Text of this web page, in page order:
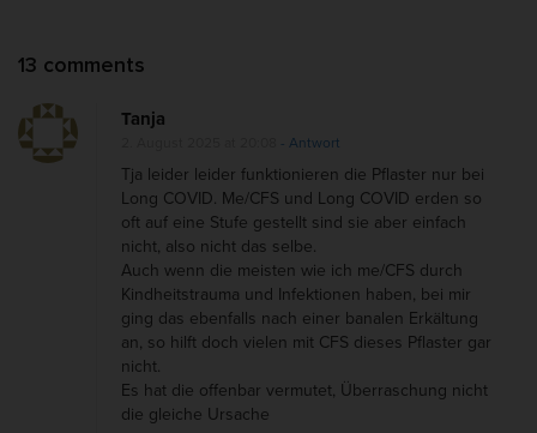
13 comments
I
h
l
i
e
b
e
K
o
Tanja
- Antwort
Tja leider leider funktionieren die Pflaster nur bei
Long COVID. Me/CFS und Long COVID erden so
oft auf eine Stufe gestellt sind sie aber einfach
nicht, also nicht das selbe.
Auch wenn die meisten wie ich me/CFS durch
Kindheitstrauma und Infektionen haben, bei mir
ging das ebenfalls nach einer banalen Erkältung
an, so hilft doch vielen mit CFS dieses Pflaster gar
nicht.
Es hat die offenbar vermutet, Überraschung nicht
die gleiche Ursache